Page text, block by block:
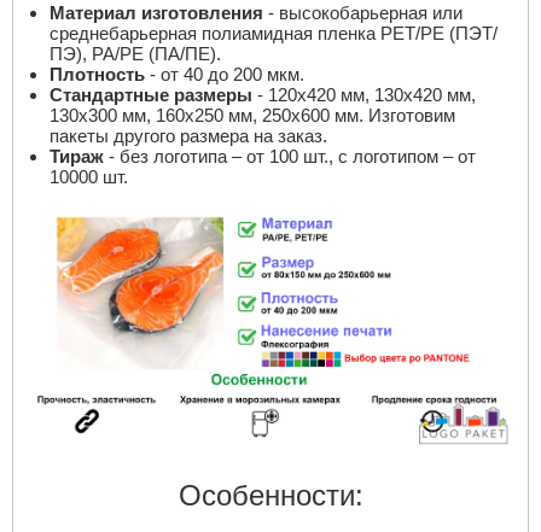
Материал изготовления - высокобарьерная или
среднебарьерная полиамидная пленка PET/PE (ПЭТ/
ПЭ), РА/РЕ (ПА/ПЕ).
Плотность - от 40 до 200 мкм.
Стандартные размеры - 120x420 мм, 130x420 мм,
130x300 мм, 160x250 мм, 250x600 мм. Изготовим
пакеты другого размера на заказ.
Тираж - без логотипа – от 100 шт., с логотипом – от
10000 шт.
Особенности: